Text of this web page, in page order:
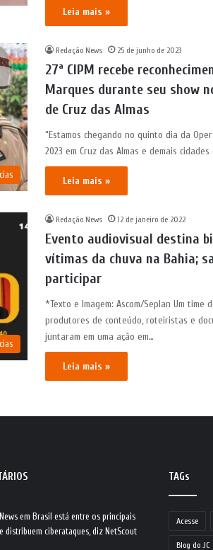
Leia mais »
Redação News 25 de junho de 2023
27ª CIPM recebe
Marques durante seu show
de Cruz das Almas
“Estamos chegando no quinto dia da
2023 em Cruz das Almas e demais cidades
Leia mais »
Redação News 12 de janeiro de 2022
Evento audiovisual destina
vítimas da chuva na Bahia;
participar
*Texto e Imagem: Ascom/Seplan Um time
produtores de conteúdo, roteiristas e
juntaram em uma ação em…
Leia mais »
em Brasil está entre os principais
distribuem ciberataques, diz NetScout
TAGs
Acesse
Blog do JC